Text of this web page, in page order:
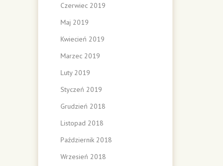
Czerwiec 2019
Maj 2019
Kwiecień 2019
Marzec 2019
Luty 2019
Styczeń 2019
Grudzień 2018
Listopad 2018
Październik 2018
Wrzesień 2018